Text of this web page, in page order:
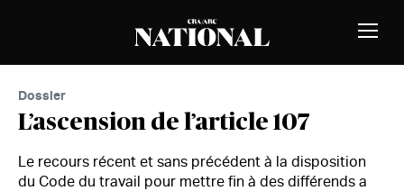
Dossier
L’ascension de l’article 107
Le recours récent et sans précédent à la disposition
du Code du travail pour mettre fin à des différends a